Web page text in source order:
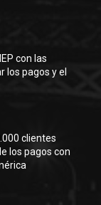
con las
los pagos y el
clientes
los pagos con